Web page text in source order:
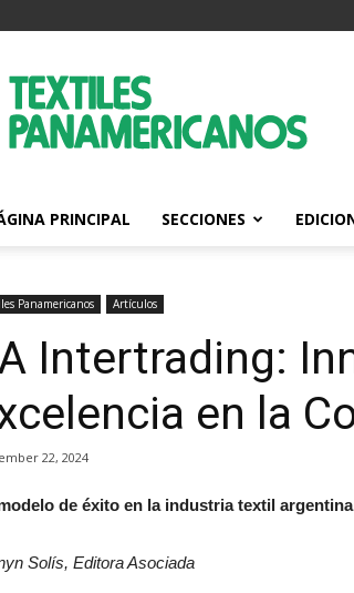
Textiles
Panamericanos
PRINCIPAL SECCIONES
Panamericanos Artículos
Intertrading:
en la
22, 2024
de éxito en la industria textil
Solís, Editora Asociada